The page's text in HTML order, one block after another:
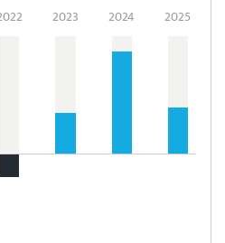
2023 2024 2025